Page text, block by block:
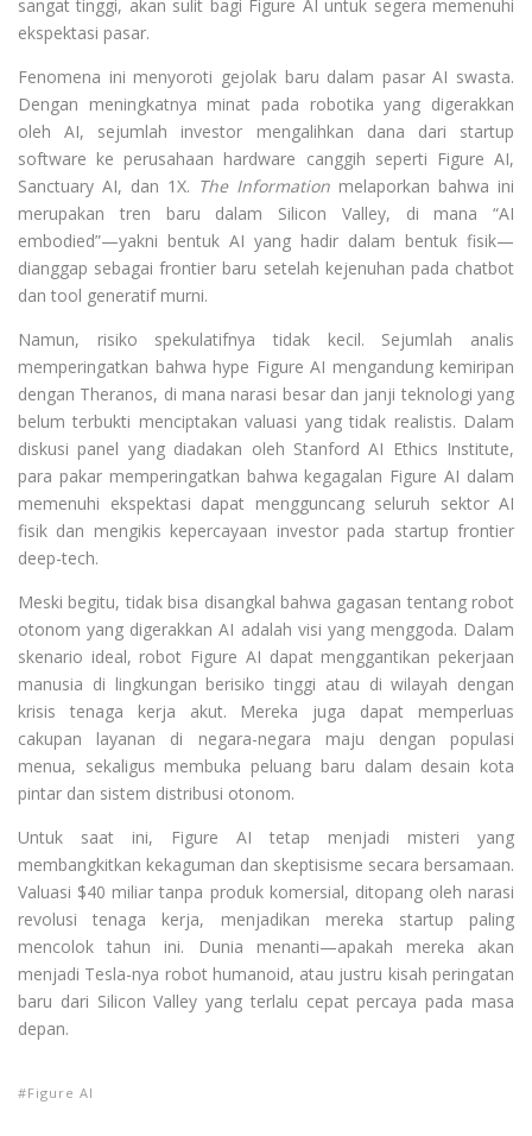
sangat tinggi, akan sulit bagi Figure AI untuk segera memenuhi
ekspektasi pasar.
Fenomena ini menyoroti gejolak baru dalam pasar AI swasta.
Dengan meningkatnya minat pada robotika yang digerakkan
oleh AI, sejumlah investor mengalihkan dana dari startup
software ke perusahaan hardware canggih seperti Figure AI,
Sanctuary AI, dan 1X. The Information melaporkan bahwa ini
merupakan tren baru dalam Silicon Valley, di mana “AI
embodied”—yakni bentuk AI yang hadir dalam bentuk fisik—
dianggap sebagai frontier baru setelah kejenuhan pada chatbot
dan tool generatif murni.
Namun, risiko spekulatifnya tidak kecil. Sejumlah analis
memperingatkan bahwa hype Figure AI mengandung kemiripan
dengan Theranos, di mana narasi besar dan janji teknologi yang
belum terbukti menciptakan valuasi yang tidak realistis. Dalam
diskusi panel yang diadakan oleh Stanford AI Ethics Institute,
para pakar memperingatkan bahwa kegagalan Figure AI dalam
memenuhi ekspektasi dapat mengguncang seluruh sektor AI
fisik dan mengikis kepercayaan investor pada startup frontier
deep-tech.
Meski begitu, tidak bisa disangkal bahwa gagasan tentang robot
otonom yang digerakkan AI adalah visi yang menggoda. Dalam
skenario ideal, robot Figure AI dapat menggantikan pekerjaan
manusia di lingkungan berisiko tinggi atau di wilayah dengan
krisis tenaga kerja akut. Mereka juga dapat memperluas
cakupan layanan di negara-negara maju dengan populasi
menua, sekaligus membuka peluang baru dalam desain kota
pintar dan sistem distribusi otonom.
Untuk saat ini, Figure AI tetap menjadi misteri yang
membangkitkan kekaguman dan skeptisisme secara bersamaan.
Valuasi $40 miliar tanpa produk komersial, ditopang oleh narasi
revolusi tenaga kerja, menjadikan mereka startup paling
mencolok tahun ini. Dunia menanti—apakah mereka akan
menjadi Tesla-nya robot humanoid, atau justru kisah peringatan
baru dari Silicon Valley yang terlalu cepat percaya pada masa
depan.
Figure AI